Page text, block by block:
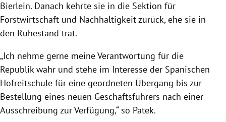
Bierlein. Danach kehrte sie in die Sektion für
Forstwirtschaft und Nachhaltigkeit zurück, ehe sie in
den Ruhestand trat.
„Ich nehme gerne meine Verantwortung für die
Republik wahr und stehe im Interesse der Spanischen
Hofreitschule für eine geordneten Übergang bis zur
Bestellung eines neuen Geschäftsführers nach einer
Ausschreibung zur Verfügung,“so Patek.